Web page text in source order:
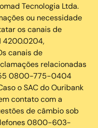
Tecnologia Ltda.
ou necessidade
os canais de
4200.0204,
canais de
relacionadas
0800-775-0404
o SAC do Ouribank
contato com a
de câmbio sob
0800-603-